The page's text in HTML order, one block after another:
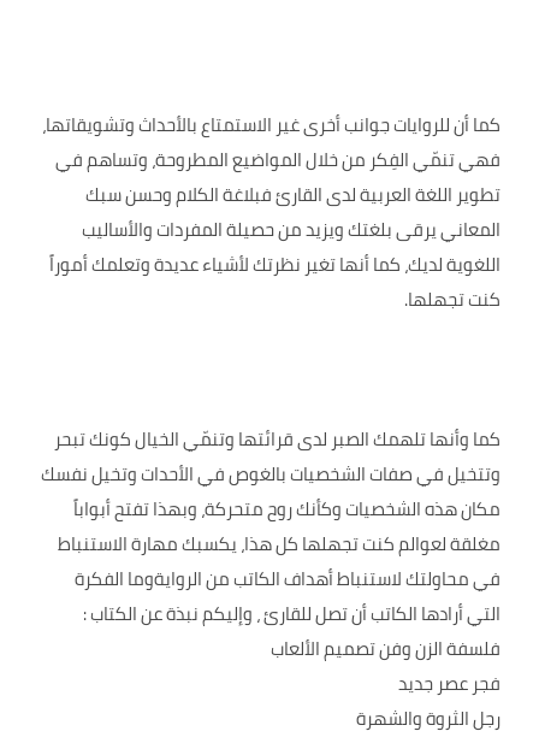
كما أن للروايات جوانب أخرى غير الاستمتاع بالأحداث وتشويقاتها،
فهي تنمّي الفِكر من خلال المواضيع المطروحة، وتساهم في
تطوير اللغة العربية لدى القارئ فبلاغة الكلام وحسن سبك
المعاني يرقى بلغتك ويزيد من حصيلة المفردات والأساليب
اللغوية لديك، كما أنها تغير نظرتك لأشياء عديدة وتعلمك أموراً
كنت تجهلها.
كما وأنها تلهمك الصبر لدى قرائتها وتنمّي الخيال كونك تبحر
وتتخيل في صفات الشخصيات بالغوص في الأحدات وتخيل نفسك
مكان هذه الشخصيات وكأنك روح متحركة، وبهذا تفتح أبواباً
مغلقة لعوالم كنت تجهلها كل هذا، يكسبك مهارة الاستنباط
في محاولتك لاستنباط أهداف الكاتب من الروايةوما الفكرة
التي أرادها الكاتب أن تصل للقارئ ، وإليكم نبذة عن الكتاب :
فلسفة الزن وفن تصميم الألعاب
فجر عصر جديد
رجل الثروة والشهرة